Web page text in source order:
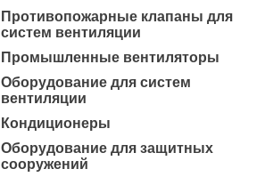
Противопожарные клапаны для
систем вентиляции
Промышленные вентиляторы
Оборудование для систем
вентиляции
Кондиционеры
Оборудование для защитных
сооружений